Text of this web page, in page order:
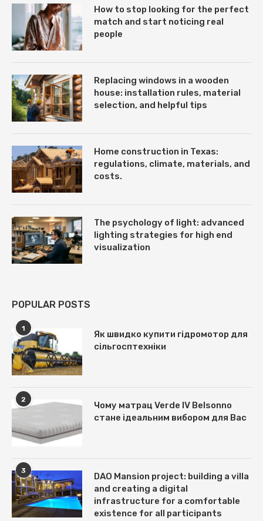
How to stop looking for the perfect
match and start noticing real
people
Replacing windows in a wooden
house: installation rules, material
selection, and helpful tips
Home construction in Texas:
regulations, climate, materials, and
costs.
The psychology of light: advanced
lighting strategies for high end
visualization
POPULAR POSTS
1
Як швидко купити гідромотор для
сільгосптехніки
2
Чому матрац Verde IV Belsonno
стане ідеальним вибором для Вас
3
DAO Mansion project: building a villa
and creating a digital
infrastructure for a comfortable
existence for all participants